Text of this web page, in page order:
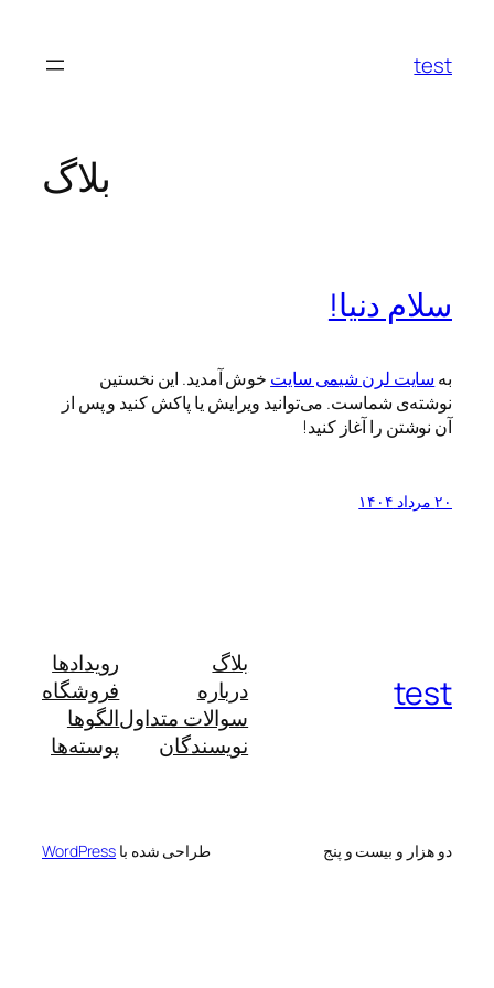
محتواtest
بلاگ
سلام دنیا!
به سایت لرن شیمی سایت خوش آمدید.‌ این نخستین
نوشته‌‌ی شماست. می‌توانید ویرایش یا پاکش کنید و پس از
آن نوشتن را آغاز کنید!
۲۰ مرداد ۱۴۰۴
test
بلاگ
درباره
سوالات متداول
نویسندگان
رویدادها
فروشگاه
الگوها
پوسته‌ها
دو هزار و بیست و پنج طراحی شده با WordPress